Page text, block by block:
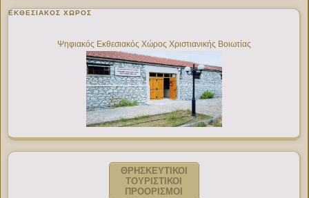
ΕΚΘΕΣΙΑΚΌΣ ΧΏΡΟΣ
Ψηφιακός Εκθεσιακός Χώρος Χριστιανικής Βοιωτίας
ΘΡΗΣΚΕΥΤΙΚΟΙ
ΤΟΥΡΙΣΤΙΚΟΙ
ΠΡΟΟΡΙΣΜΟΙ